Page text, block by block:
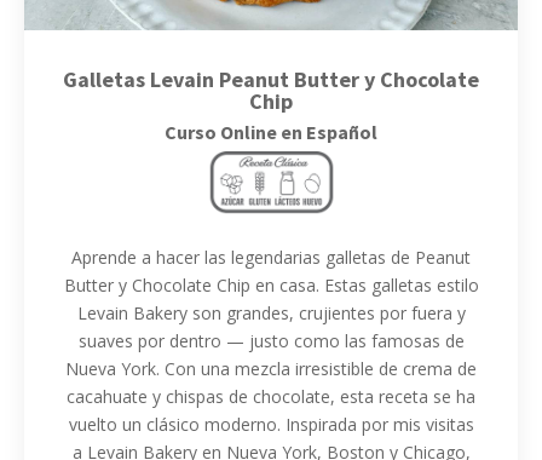
Galletas Levain Peanut Butter y Chocolate
Chip
Curso Online en Español
Aprende a hacer las legendarias galletas de Peanut
Butter y Chocolate Chip en casa. Estas galletas estilo
Levain Bakery son grandes, crujientes por fuera y
suaves por dentro — justo como las famosas de
Nueva York. Con una mezcla irresistible de crema de
cacahuate y chispas de chocolate, esta receta se ha
vuelto un clásico moderno. Inspirada por mis visitas
a Levain Bakery en Nueva York, Boston y Chicago,